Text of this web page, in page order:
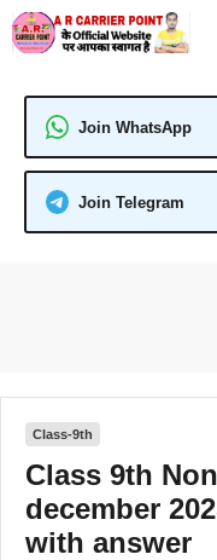
Skip
to
Join WhatsApp
Join Telegram
Class-9th
Class 9th
december
with answer